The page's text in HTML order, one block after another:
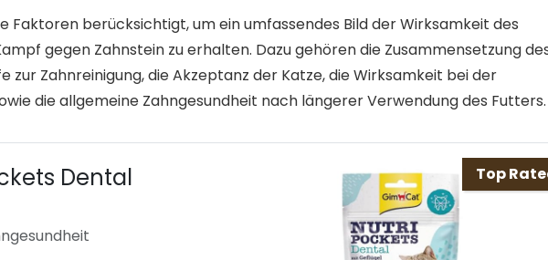
Faktoren berücksichtigt, um ein umfassendes Bild der Wirksamkeit des
gegen Zahnstein zu erhalten. Dazu gehören die Zusammensetzung
zur Zahnreinigung, die Akzeptanz der Katze, die Wirksamkeit bei der
die allgemeine Zahngesundheit nach längerer Verwendung des Futters.
Top
Dental